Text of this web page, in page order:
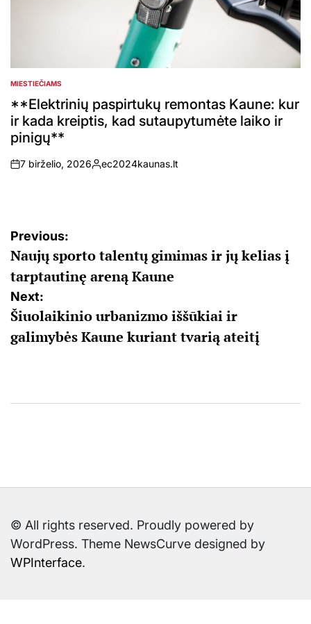
POSTED
MIESTIEČIAMS
**Elektrinių paspirtukų remontas Kaune: kur
ir kada kreiptis, kad sutaupytumėte laiko ir
pinigų**
on
7 birželio, 2026
Posted
ec2024kaunas.lt
Navigacija
tarp
įrašų
Previous:
Naujų sporto talentų gimimas ir jų kelias į
tarptautinę areną Kaune
Next:
Šiuolaikinio urbanizmo iššūkiai ir
galimybės Kaune kuriant tvarią ateitį
© All rights reserved. Proudly powered by
WordPress. Theme NewsCurve designed by
WPInterface.